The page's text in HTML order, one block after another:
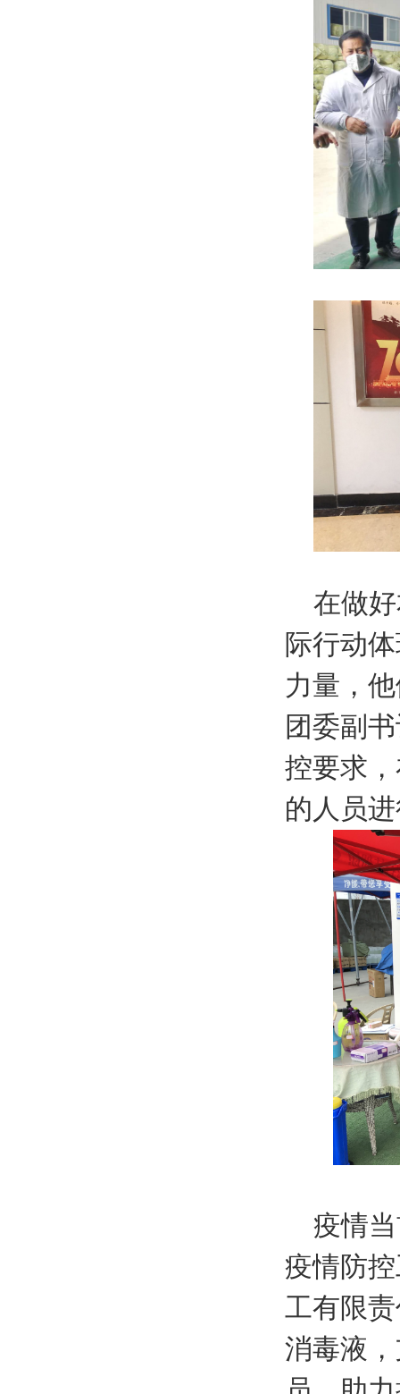
在做
际行动
力量，
团委副
控要求
的人员
疫情
疫情防
工有限
消毒液